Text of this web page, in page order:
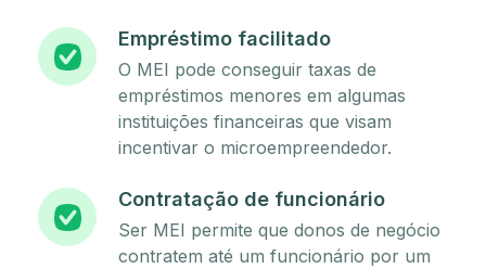
Empréstimo facilitado
O MEI pode conseguir taxas de
empréstimos menores em algumas
instituições financeiras que visam
incentivar o microempreendedor.
Contratação de funcionário
Ser MEI permite que donos de negócio
contratem até um funcionário por um